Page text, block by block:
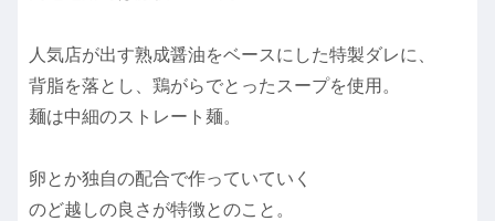
人気店が出す熟成醤油をベースにした特製ダレに、
背脂を落とし、鶏がらでとったスープを使用。
麺は中細のストレート麺。
卵とか独自の配合で作っていていく
のど越しの良さが特徴とのこと。